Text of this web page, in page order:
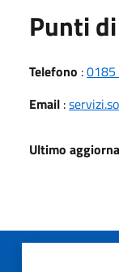
Punti
Telefono :
Email :
Ultimo